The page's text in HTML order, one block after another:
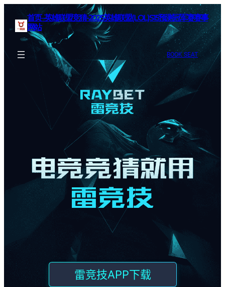
首页–英雄联盟竞猜-2025英雄联盟(LOL)S15预测冠军赛赛事
网站
BOOK SEAT